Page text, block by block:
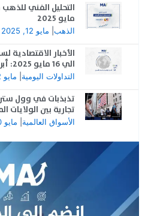
مايو 2025
الذهب مايو 12, 2025
الي 16 مايو 2025: أبرز الأحداث والتوقعات
التداولات اليومية مايو 12, 2025
تذبذبات في وول
تجارية بين الولايات
الأسواق العالمية مايو 10, 2025